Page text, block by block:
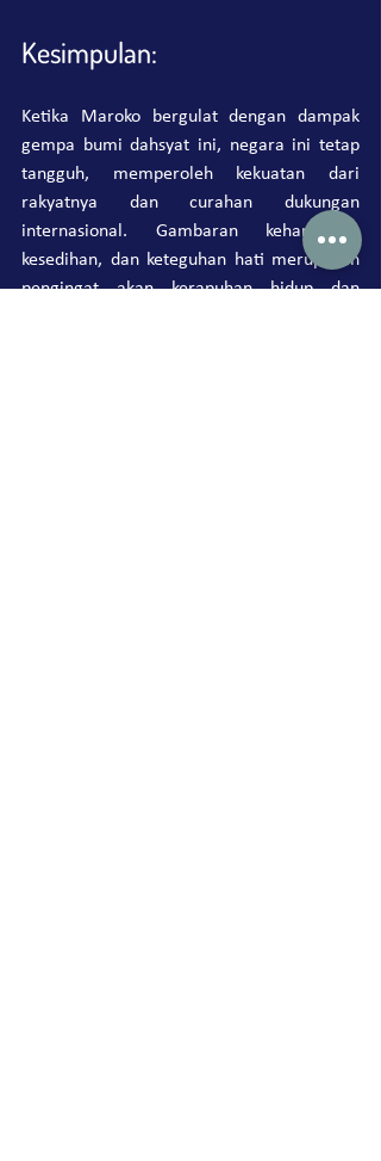
Kesimpulan:
Ketika Maroko bergulat dengan dampak
gempa bumi dahsyat ini, negara ini tetap
tangguh, memperoleh kekuatan dari
rakyatnya dan curahan dukungan
internasional. Gambaran kehancuran,
kesedihan, dan keteguhan hati merupakan
pengingat akan kerapuhan hidup dan